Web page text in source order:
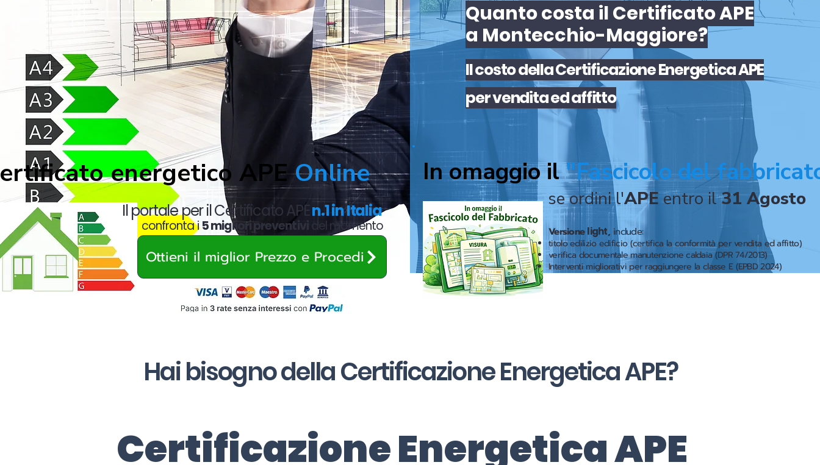
Quanto costa il Certificato APE
a Montecchio-Maggiore?
IlcostodellaCertificazione Energetica APE
pervenditaedaffitto
energetico APEOnline
Ottieni il miglior Prezzo e Procedi
Il portale per il Certificato APE n.1 in Italia
confronta i5 migliori preventivi del momento
In omaggio il"Fascicolo del
se ordini l'APE entro il31 Agosto
Versionelight,include:
titolo edilizio edificio (certifica la conformità per vendita ed affitto)
verifica documentale manutenzione caldaia (DPR 74/2013)
Interventi migliorativi per raggiungere la classe E (EPBD 2024)
Hai bisogno della Certificazione Energetica APE?
Certificazione Energetica APE